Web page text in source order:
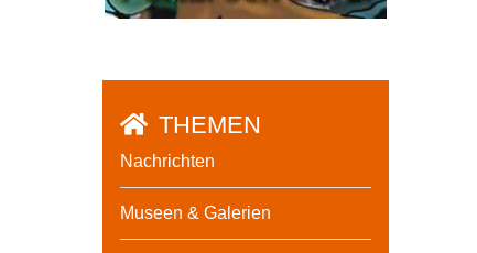
THEMEN
Nachrichten
Museen & Galerien